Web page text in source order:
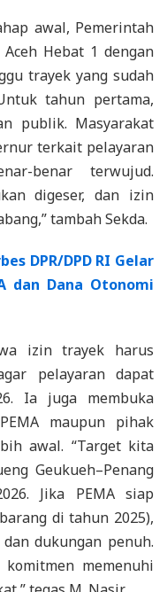
awal, Pemerintah
Hebat 1 dengan
trayek yang sudah
tahun pertama,
publik. Masyarakat
terkait pelayaran
benar terwujud.
digeser, dan izin
tambah Sekda.
DPR/DPD RI Gelar
dan Dana Otonomi
izin trayek harus
pelayaran dapat
Ia juga membuka
maupun pihak
awal. “Target kita
Geukueh–Penang
Jika PEMA siap
di tahun 2025),
dukungan penuh.
memenuhi